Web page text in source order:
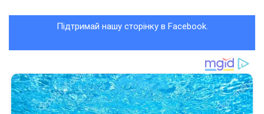
Підтримай нашу сторінку в Facebook.